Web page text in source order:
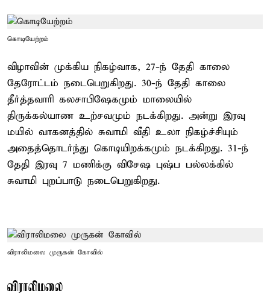
கொடியேற்றம்
விழாவின் முக்கிய நிகழ்வாக, 27-ந் தேதி காலை
தேரோட்டம் நடைபெறுகிறது. 30-ந் தேதி காலை
தீர்த்தவாரி கலசாபிஷேகமும் மாலையில்
திருக்கல்யாண உற்சவமும் நடக்கிறது. அன்று இரவு
மயில் வாகனத்தில் சுவாமி வீதி உலா நிகழ்ச்சியும்
அதைத்தொடர்ந்து கொடியிறக்கமும் நடக்கிறது. 31-ந்
தேதி இரவு 7 மணிக்கு விசேஷ புஷ்ப பல்லக்கில்
சுவாமி புறப்பாடு நடைபெறுகிறது.
விராலிமலை முருகன் கோவில்
விராலிமலை